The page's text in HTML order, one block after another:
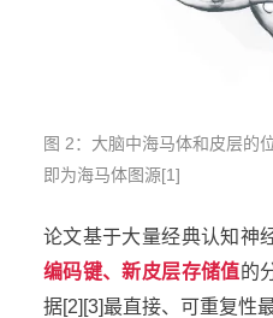
图 2：大脑中海马体和皮层的
即为海马体图源[1]
论文基于大量经典认知神
编码键、新皮层存储值的
据[2][3]最直接、可重复性